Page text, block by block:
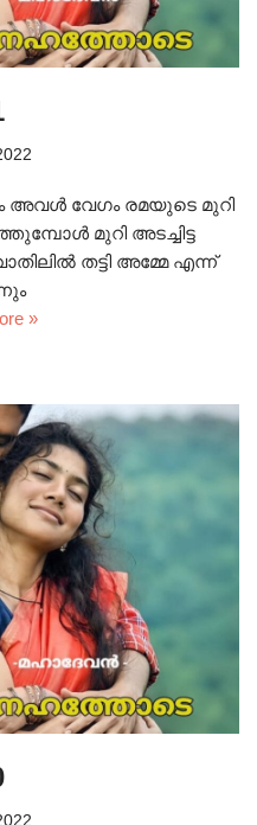
അവൾ വേഗം രമയുടെ മുറി
മുറി അടച്ചിട്ട
തട്ടി അമ്മേ എന്ന്
»